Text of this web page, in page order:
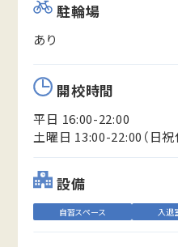
駐輪場
あり
開校時間
平日 16:00-22:00
土曜日 13:00-22:00（日祝
設備
自習スペース 入退